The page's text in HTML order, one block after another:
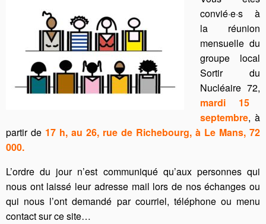
convié·e·s à
la réunion
mensuelle du
groupe local
Sortir du
Nucléaire 72,
mardi 15
septembre, à
partir de 17 h, au 26, rue de Richebourg, à Le Mans, 72
000.
L’ordre du jour n’est communiqué qu’aux personnes qui
nous ont laissé leur adresse mail lors de nos échanges ou
qui nous l’ont demandé par courriel, téléphone ou menu
contact sur ce site…